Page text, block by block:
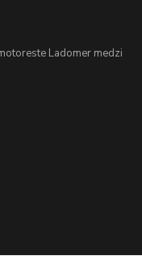
Ladomer medzi